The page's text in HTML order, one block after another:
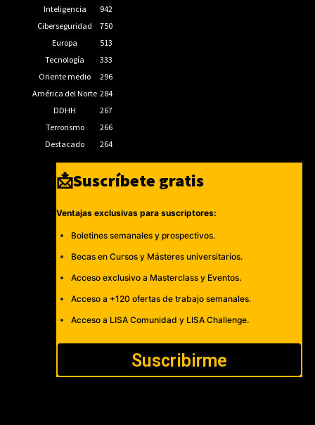
Inteligencia
942
Ciberseguridad
750
Europa
513
Tecnología
333
Oriente medio
296
América del Norte 284
DDHH
267
Terrorismo
266
Destacado
264
📩Suscríbete gratis
Ventajas exclusivas para suscriptores:
Boletines semanales y prospectivos.
Becas en Cursos y Másteres universitarios.
Acceso exclusivo a Masterclass y Eventos.
Acceso a +120 ofertas de trabajo semanales.
Acceso a LISA Comunidad y LISA Challenge.
Suscribirme